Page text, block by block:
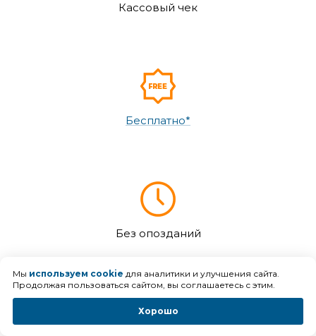
Кассовый чек
Бесплатно*
Без опозданий
Мы используем cookie для аналитики и улучшения сайта.
Продолжая пользоваться сайтом, вы соглашаетесь с этим.
Хорошо